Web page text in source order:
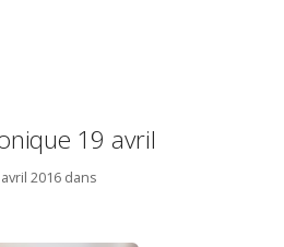
19 avril
2016 dans